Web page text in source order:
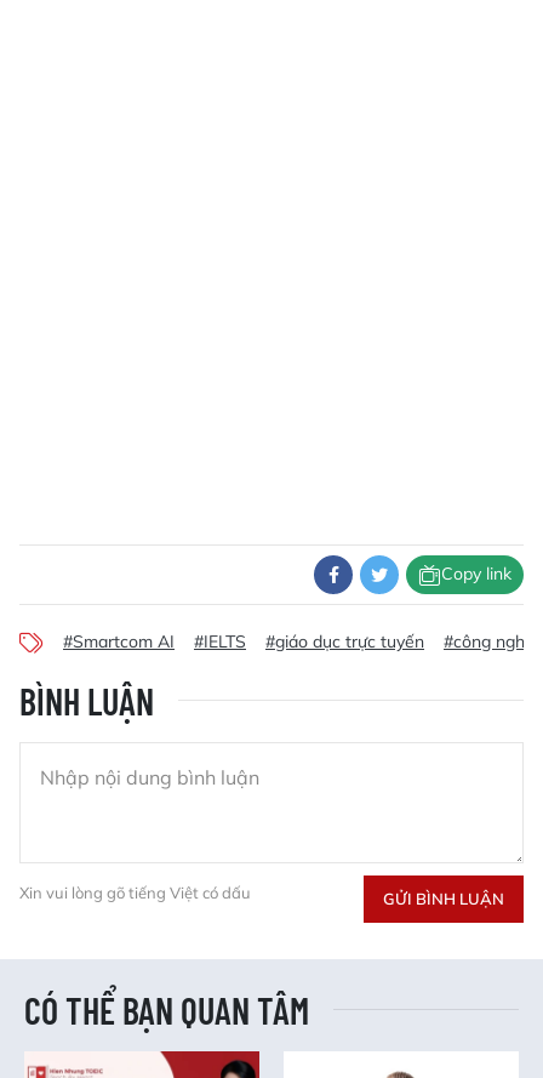
Copy link
#Smartcom AI #IELTS #giáo dục trực tuyến #công nghệ
BÌNH LUẬN
Xin vui lòng gõ tiếng Việt có dấu GỬI BÌNH LUẬN
CÓ THỂ BẠN QUAN TÂM